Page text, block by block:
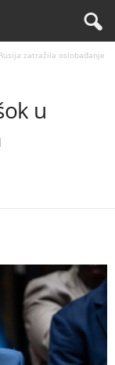
zatražila oslobađanje
u